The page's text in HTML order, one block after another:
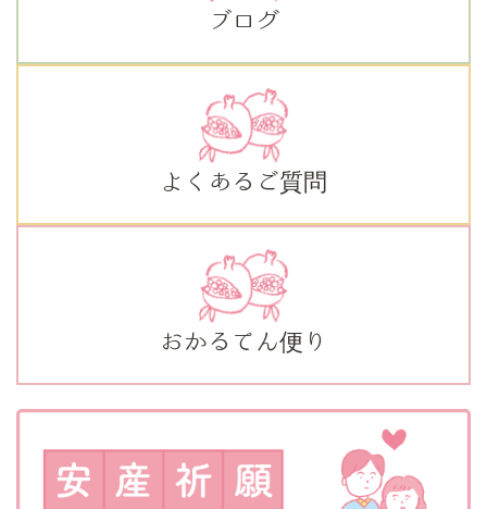
ブログ
よくあるご質問
おかるてん便り